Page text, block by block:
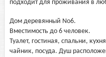
подходит для проживания в
Дом деревянный No6.
Вместимость до 6 человек.
Туалет, гостиная, спальни,
чайник, посуда. Душ